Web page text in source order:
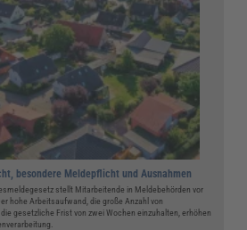
besondere Meldepflicht und Ausnahmen
stellt Mitarbeitende in Meldebehörden vor
hohe Arbeitsaufwand, die große Anzahl von
gesetzliche Frist von zwei Wochen einzuhalten, erhöhen